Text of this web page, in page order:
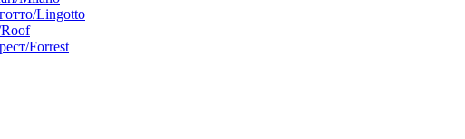
Lingotto
Forrest